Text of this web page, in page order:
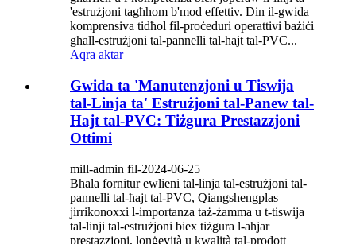
'estrużjoni tagħhom b'mod effettiv. Din il-gwida
komprensiva tidħol fil-proċeduri operattivi bażiċi
għall-estrużjoni tal-pannelli tal-ħajt tal-PVC...
Aqra aktar
Gwida ta 'Manutenzjoni u Tiswija
tal-Linja ta' Estrużjoni tal-Panew tal-
Ħajt tal-PVC: Tiżgura Prestazzjoni
Ottimi
mill-admin fil-2024-06-25
Bħala fornitur ewlieni tal-linja tal-estrużjoni tal-
pannelli tal-ħajt tal-PVC, Qiangshengplas
jirrikonoxxi l-importanza taż-żamma u t-tiswija
tal-linji tal-estrużjoni biex tiżgura l-aħjar
prestazzjoni, lonġevità u kwalità tal-prodott